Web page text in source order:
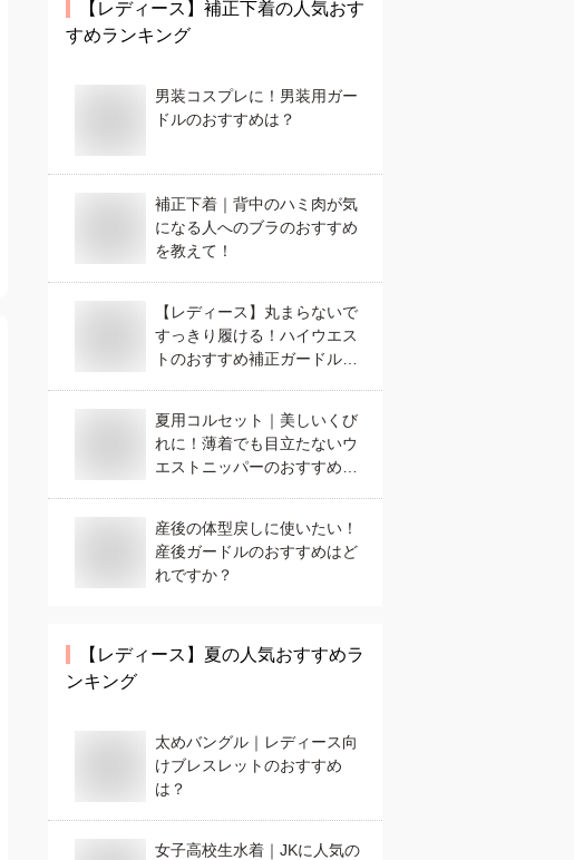
【レディース】 補正下着の人気おす
すめランキング
男装コスプレに！男装用ガー
ドルのおすすめは？
補正下着｜背中のハミ肉が気
になる人へのブラのおすすめ
を教えて！
【レディース】丸まらないで
すっきり履ける！ハイウエス
トのおすすめ補正ガードル
夏用コルセット｜美しいくび
れに！薄着でも目立たないウ
エストニッパーのおすすめ
産後の体型戻しに使いたい！
産後ガードルのおすすめはど
れですか？
【レディース】 夏の人気おすすめラ
ンキング
太めバングル｜レディース向
けブレスレットのおすすめ
は？
女子高校生水着｜JKに人気の